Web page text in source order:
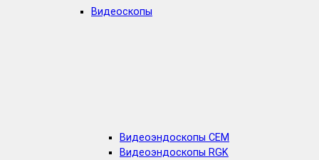
Видеоскопы
Видеоэндоскопы CEM
Видеоэндоскопы RGK